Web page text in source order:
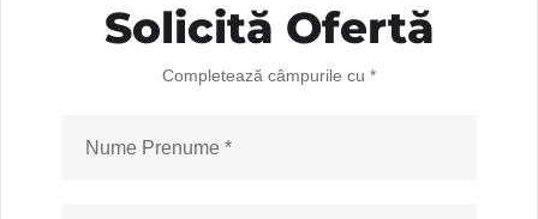
Solicită Ofertă
Completează câmpurile cu *